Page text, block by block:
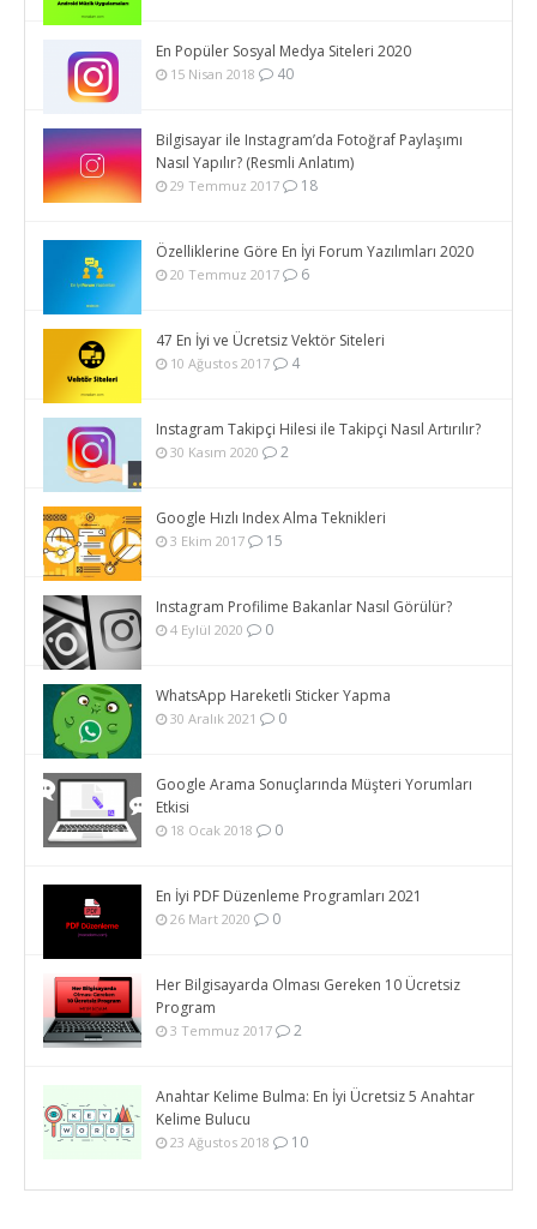
En Popüler Sosyal Medya Siteleri 2020
15 Nisan 2018 40
Bilgisayar ile Instagram’da Fotoğraf Paylaşımı
Nasıl Yapılır? (Resmli Anlatım)
29 Temmuz 2017 18
Özelliklerine Göre En İyi Forum Yazılımları 2020
20 Temmuz 2017 6
47 En İyi ve Ücretsiz Vektör Siteleri
10 Ağustos 2017 4
Instagram Takipçi Hilesi ile Takipçi Nasıl Artırılır?
30 Kasım 2020 2
Google Hızlı Index Alma Teknikleri
3 Ekim 2017 15
Instagram Profilime Bakanlar Nasıl Görülür?
4 Eylül 2020 0
WhatsApp Hareketli Sticker Yapma
30 Aralık 2021 0
Google Arama Sonuçlarında Müşteri Yorumları
Etkisi
18 Ocak 2018 0
En İyi PDF Düzenleme Programları 2021
26 Mart 2020 0
Her Bilgisayarda Olması Gereken 10 Ücretsiz
Program
3 Temmuz 2017 2
Anahtar Kelime Bulma: En İyi Ücretsiz 5 Anahtar
Kelime Bulucu
23 Ağustos 2018 10